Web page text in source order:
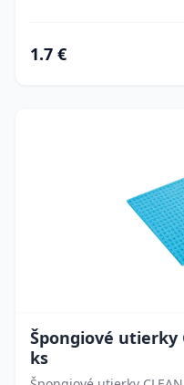
1.7 €
Špongiové utierky
ks